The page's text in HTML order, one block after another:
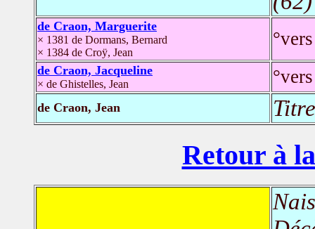
de Craon, Marguerite
× 1381 de Dormans, Bernard
× 1384 de Croÿ, Jean
de Craon, Jacqueline
× de Ghistelles, Jean
de Craon, Jean
Retour à